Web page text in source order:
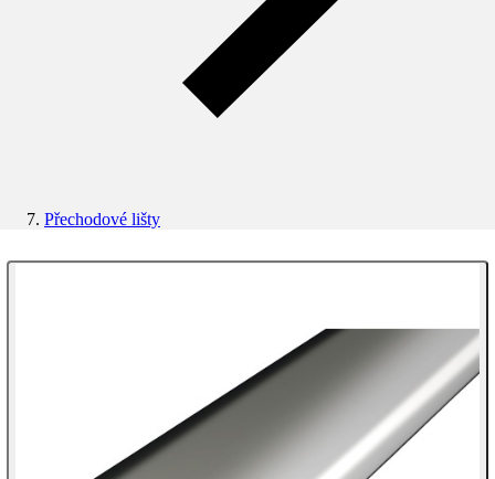
Přechodové lišty